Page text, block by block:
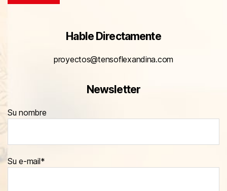
Hable Directamente
proyectos@tensoflexandina.com
Newsletter
Su nombre
Su e-mail*